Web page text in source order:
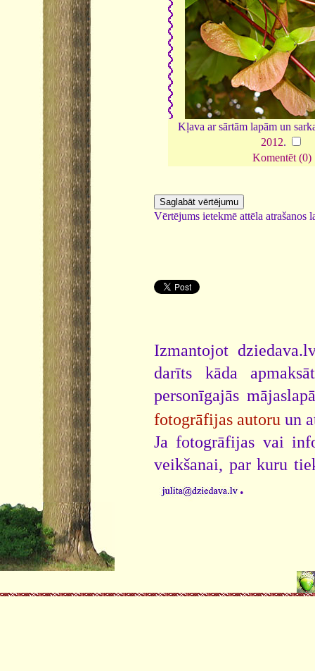
Kļava ar sārtām lapām un
2012.
Komentēt (0)
Vērtējums ietekmē attēla atrašanos
Izmantojot
darīts kāda
personīgajās
fotogrāfijas autoru un
Ja fotogrāfijas vai
veikšanai, par kuru
.